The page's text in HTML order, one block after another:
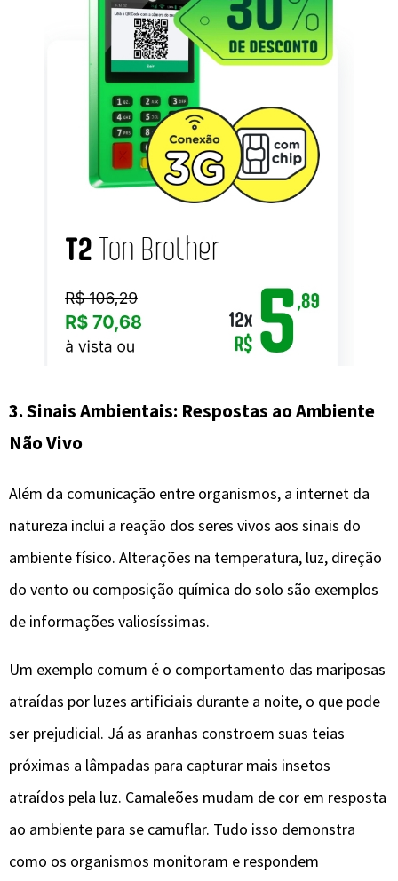
3. Sinais Ambientais: Respostas ao Ambiente
Não Vivo
Além da comunicação entre organismos, a internet da
natureza inclui a reação dos seres vivos aos sinais do
ambiente físico. Alterações na temperatura, luz, direção
do vento ou composição química do solo são exemplos
de informações valiosíssimas.
Um exemplo comum é o comportamento das mariposas
atraídas por luzes artificiais durante a noite, o que pode
ser prejudicial. Já as aranhas constroem suas teias
próximas a lâmpadas para capturar mais insetos
atraídos pela luz. Camaleões mudam de cor em resposta
ao ambiente para se camuflar. Tudo isso demonstra
como os organismos monitoram e respondem